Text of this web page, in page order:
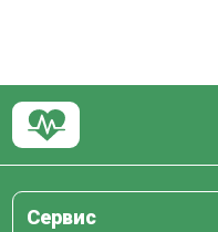
Сервис